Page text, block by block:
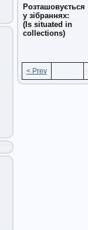
Розташовується
у зібраннях:
(Is situated in
collections)
< Prev